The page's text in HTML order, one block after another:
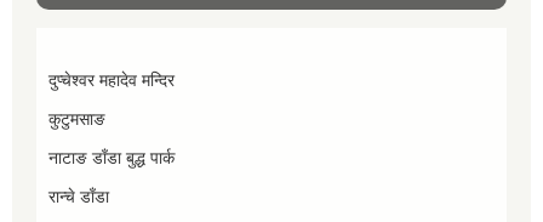
दुप्चेश्वर महादेव मन्दिर
कुटुमसाङ
नाटाङ डाँडा बुद्ध पार्क
रान्चे डाँडा